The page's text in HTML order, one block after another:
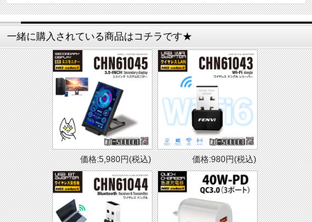
一緒に購入されている商品はコチラです★
価格:5,980円(税込) 価格:980円(税込)